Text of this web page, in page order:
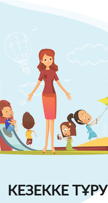
КЕЗЕККЕ ТҰРУ